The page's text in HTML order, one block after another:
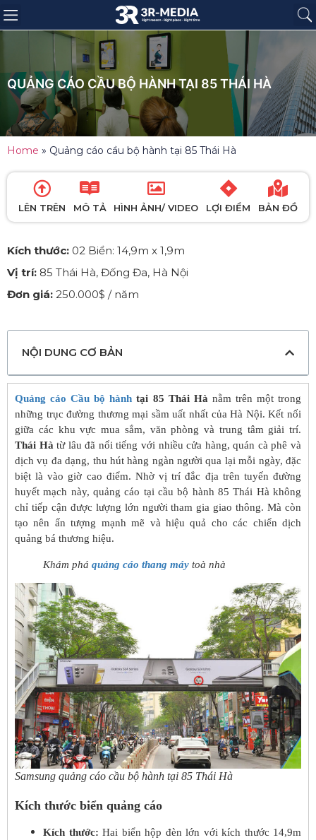
QUẢNG CÁO CẦU BỘ HÀNH TẠI 85 THÁI HÀ
Home » Quảng cáo cầu bộ hành tại 85 Thái Hà
LÊN TRÊN MÔ TẢ HÌNH ẢNH/ VIDEO LỢI ĐIỂM BẢN ĐỒ
Kích thước: 02 Biển: 14,9m x 1,9m
Vị trí: 85 Thái Hà, Đống Đa, Hà Nội
Đơn giá: 250.000$ / năm
NỘI DUNG CƠ BẢN
Quảng cáo Cầu bộ hành tại 85 Thái Hà nằm trên một trong
những trục đường thương mại sầm uất nhất của Hà Nội. Kết nối
giữa các khu vực mua sắm, văn phòng và trung tâm giải trí.
Thái Hà từ lâu đã nổi tiếng với nhiều cửa hàng, quán cà phê và
dịch vụ đa dạng, thu hút hàng ngàn người qua lại mỗi ngày, đặc
biệt là vào giờ cao điểm. Nhờ vị trí đắc địa trên tuyến đường
huyết mạch này, quảng cáo tại cầu bộ hành 85 Thái Hà không
chỉ tiếp cận được lượng lớn người tham gia giao thông. Mà còn
tạo nên ấn tượng mạnh mẽ và hiệu quả cho các chiến dịch
quảng bá thương hiệu.
Khám phá quảng cáo thang máy toà nhà
Samsung quảng cáo cầu bộ hành tại 85 Thái Hà
Kích thước biển quảng cáo
Kích thước: Hai biển hộp đèn lớn với kích thước 14,9m